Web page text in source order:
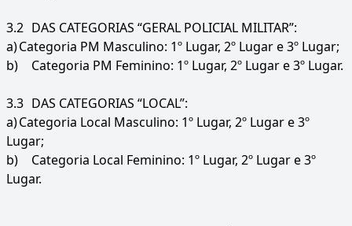
3.2 DAS CATEGORIAS “GERAL POLICIAL MILITAR”:
a)Categoria PM Masculino: 1º Lugar, 2º Lugar e 3º Lugar;
b)
Categoria PM Feminino: 1º Lugar, 2º Lugar e 3º Lugar.
3.3 DAS CATEGORIAS “LOCAL”:
a)Categoria Local Masculino: 1º Lugar, 2º Lugar e 3º
Lugar;
b)
Categoria Local Feminino: 1º Lugar, 2º Lugar e 3º
Lugar.